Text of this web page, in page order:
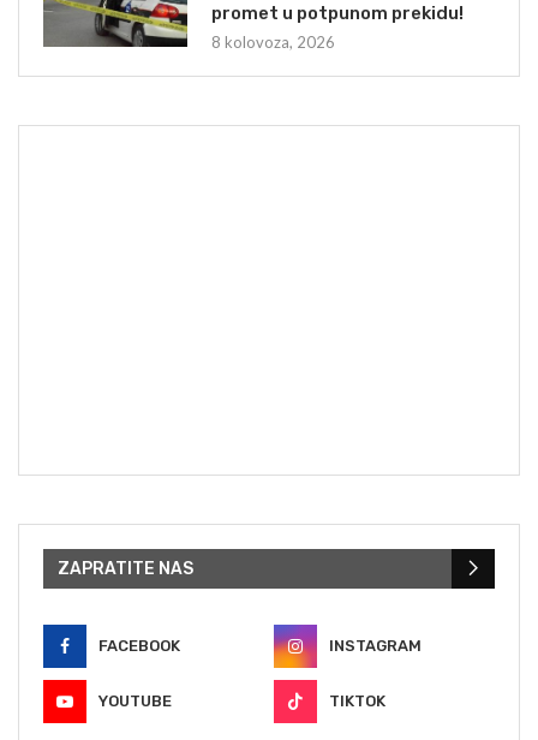
promet u potpunom prekidu!
8 kolovoza, 2026
ZAPRATITE NAS
FACEBOOK INSTAGRAM
YOUTUBE TIKTOK